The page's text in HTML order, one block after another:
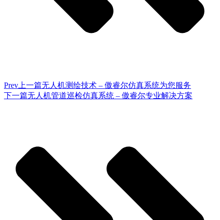
Prev 上一篇无人机测绘技术 – 傲睿尔仿真系统为您服务
下一篇无人机管道巡检仿真系统 – 傲睿尔专业解决方案